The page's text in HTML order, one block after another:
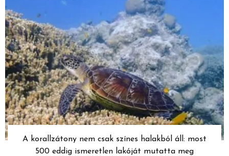
A korallzátony nem csak színes halakból áll: most
500 eddig ismeretlen lakóját mutatta meg